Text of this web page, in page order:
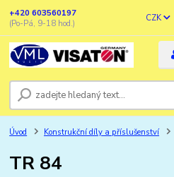
CZK
+420 603560197
(Po-Pá, 9-18 hod.)
Úvod Konstrukční díly a příslušenství
TR 84